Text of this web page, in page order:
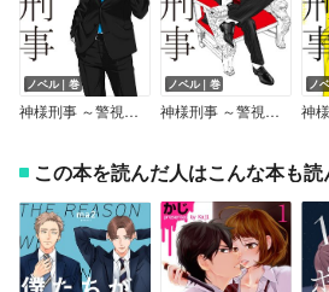
ノベル｜巻
神様刑事 ～警視庁犯罪被害者ケア係・神野現人の暴走～
ノベル｜巻
神様刑事 ～警視庁犯罪被害者ケア係・神野現人の横暴～
ノ
この本を読んだ人はこんな本も